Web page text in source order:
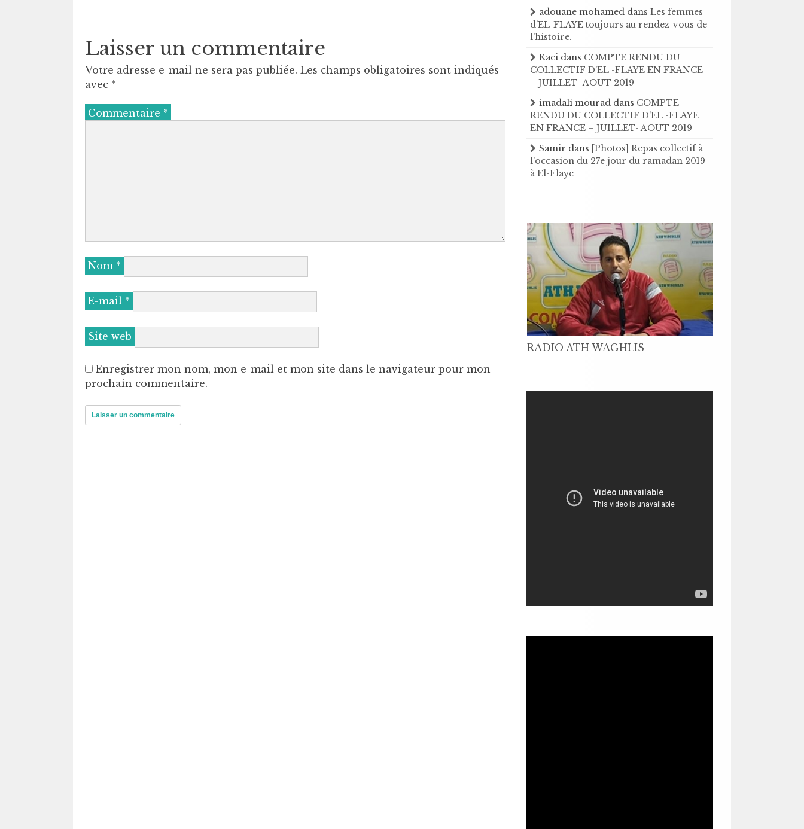
Laisser un commentaire
Votre adresse e-mail ne sera pas publiée. Les champs obligatoires sont indiqués
avec *
Commentaire *
Nom *
E-mail *
Site web
Enregistrer mon nom, mon e-mail et mon site dans le navigateur pour mon
prochain commentaire.
adouane mohamed dansLes femmes
d’EL-FLAYE toujours au rendez-vous de
l’histoire .
Kaci dans COMPTE RENDU DU
COLLECTIF D'EL -FLAYE EN FRANCE
– JUILLET- AOUT 2019
imadali mourad dans COMPTE
RENDU DU COLLECTIF D'EL -FLAYE
EN FRANCE – JUILLET- AOUT 2019
Samir dans [Photos] Repas collectif à
l'occasion du 27e jour du ramadan 2019
à El-Flaye
RADIO ATH WAGHLIS